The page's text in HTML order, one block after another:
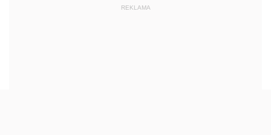
REKLAMA